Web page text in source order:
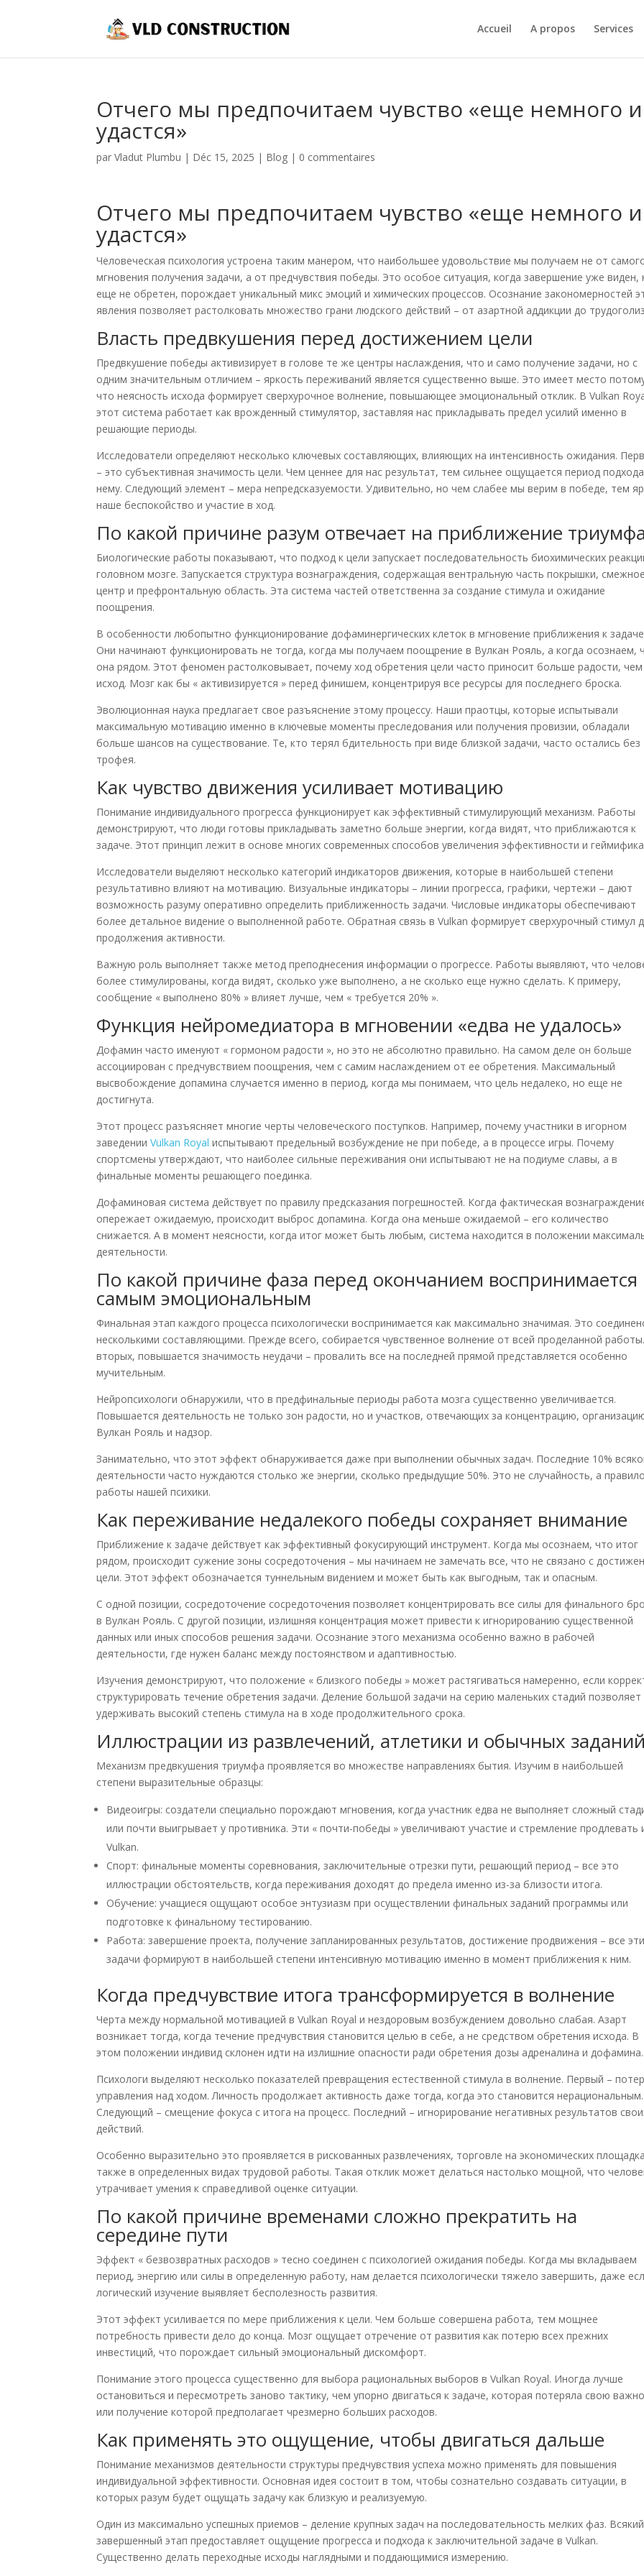
Accueil A propos Services
Отчего мы предпочитаем чувство «еще немного и
удастся»
parVladut Plumbu | Déc 15, 2025 | Blog | 0 commentaires
Отчего мы предпочитаем чувство «еще немного и
удастся»
Человеческая психология устроена таким манером, что наибольшее удовольствие мы получаем не от
мгновения получения задачи, а от предчувствия победы. Это особое ситуация, когда завершение уже виден,
еще не обретен, порождает уникальный микс эмоций и химических процессов. Осознание закономерностей
явления позволяет растолковать множество грани людского действий – от азартной аддикции до
Власть предвкушения перед достижением цели
Предвкушение победы активизирует в голове те же центры наслаждения, что и само получение задачи, но с
одним значительным отличием – яркость переживаний является существенно выше. Это имеет место
что неясность исхода формирует сверхурочное волнение, повышающее эмоциональный отклик. В Vulkan
этот система работает как врожденный стимулятор, заставляя нас прикладывать предел усилий именно в
решающие периоды.
Исследователи определяют несколько ключевых составляющих, влияющих на интенсивность ожидания.
– это субъективная значимость цели. Чем ценнее для нас результат, тем сильнее ощущается период
нему. Следующий элемент – мера непредсказуемости. Удивительно, но чем слабее мы верим в победе, тем
наше беспокойство и участие в ход.
По какой причине разум отвечает на приближение
Биологические работы показывают, что подход к цели запускает последовательность биохимических
головном мозге. Запускается структура вознаграждения, содержащая вентральную часть покрышки, смежное
центр и префронтальную область. Эта система частей ответственна за создание стимула и ожидание
поощрения.
В особенности любопытно функционирование дофаминергических клеток в мгновение приближения к
Они начинают функционировать не тогда, когда мы получаем поощрение в Вулкан Рояль, а когда осознаем,
она рядом. Этот феномен растолковывает, почему ход обретения цели часто приносит больше радости,
исход. Мозг как бы « активизируется » перед финишем, концентрируя все ресурсы для последнего броска.
Эволюционная наука предлагает свое разъяснение этому процессу. Наши праотцы, которые испытывали
максимальную мотивацию именно в ключевые моменты преследования или получения провизии, обладали
больше шансов на существование. Те, кто терял бдительность при виде близкой задачи, часто остались без
трофея.
Как чувство движения усиливает мотивацию
Понимание индивидуального прогресса функционирует как эффективный стимулирующий механизм. Работы
демонстрируют, что люди готовы прикладывать заметно больше энергии, когда видят, что приближаются к
задаче. Этот принцип лежит в основе многих современных способов увеличения эффективности и
Исследователи выделяют несколько категорий индикаторов движения, которые в наибольшей степени
результативно влияют на мотивацию. Визуальные индикаторы – линии прогресса, графики, чертежи – дают
возможность разуму оперативно определить приближенность задачи. Числовые индикаторы обеспечивают
более детальное видение о выполненной работе. Обратная связь в Vulkan формирует сверхурочный стимул
продолжения активности.
Важную роль выполняет также метод преподнесения информации о прогрессе. Работы выявляют, что
более стимулированы, когда видят, сколько уже выполнено, а не сколько еще нужно сделать. К примеру,
сообщение « выполнено 80% » влияет лучше, чем « требуется 20% ».
Функция нейромедиатора в мгновении «едва не удалось»
Дофамин часто именуют « гормоном радости », но это не абсолютно правильно. На самом деле он больше
ассоциирован с предчувствием поощрения, чем с самим наслаждением от ее обретения. Максимальный
высвобождение допамина случается именно в период, когда мы понимаем, что цель недалеко, но еще не
достигнута.
Этот процесс разъясняет многие черты человеческого поступков. Например, почему участники в игорном
заведенииVulkan Royal испытывают предельный возбуждение не при победе, а в процессе игры. Почему
спортсмены утверждают, что наиболее сильные переживания они испытывают не на подиуме славы, а в
финальные моменты решающего поединка.
Дофаминовая система действует по правилу предсказания погрешностей. Когда фактическая
опережает ожидаемую, происходит выброс допамина. Когда она меньше ожидаемой – его количество
снижается. А в момент неясности, когда итог может быть любым, система находится в положении
деятельности.
По какой причине фаза перед окончанием воспринимается
самым эмоциональным
Финальная этап каждого процесса психологически воспринимается как максимально значимая. Это
несколькими составляющими. Прежде всего, собирается чувственное волнение от всей проделанной
вторых, повышается значимость неудачи – провалить все на последней прямой представляется особенно
мучительным.
Нейропсихологи обнаружили, что в предфинальные периоды работа мозга существенно увеличивается.
Повышается деятельность не только зон радости, но и участков, отвечающих за концентрацию,
Вулкан Рояль и надзор.
Занимательно, что этот эффект обнаруживается даже при выполнении обычных задач. Последние 10%
деятельности часто нуждаются столько же энергии, сколько предыдущие 50%. Это не случайность, а правило
работы нашей психики.
Как переживание недалекого победы сохраняет внимание
Приближение к задаче действует как эффективный фокусирующий инструмент. Когда мы осознаем, что итог
рядом, происходит сужение зоны сосредоточения – мы начинаем не замечать все, что не связано с
цели. Этот эффект обозначается туннельным видением и может быть как выгодным, так и опасным.
С одной позиции, сосредоточение сосредоточения позволяет концентрировать все силы для финального
в Вулкан Рояль. С другой позиции, излишняя концентрация может привести к игнорированию существенной
данных или иных способов решения задачи. Осознание этого механизма особенно важно в рабочей
деятельности, где нужен баланс между постоянством и адаптивностью.
Изучения демонстрируют, что положение « близкого победы » может растягиваться намеренно, если
структурировать течение обретения задачи. Деление большой задачи на серию маленьких стадий позволяет
удерживать высокий степень стимула на в ходе продолжительного срока.
Иллюстрации из развлечений, атлетики и обычных заданий
Механизм предвкушения триумфа проявляется во множестве направлениях бытия. Изучим в наибольшей
степени выразительные образцы:
Видеоигры: создатели специально порождают мгновения, когда участник едва не выполняет сложный
или почти выигрывает у противника. Эти « почти-победы » увеличивают участие и стремление продлевать
Vulkan.
Спорт: финальные моменты соревнования, заключительные отрезки пути, решающий период – все это
иллюстрации обстоятельств, когда переживания доходят до предела именно из-за близости итога.
Обучение: учащиеся ощущают особое энтузиазм при осуществлении финальных заданий программы или
подготовке к финальному тестированию.
Работа: завершение проекта, получение запланированных результатов, достижение продвижения – все эти
задачи формируют в наибольшей степени интенсивную мотивацию именно в момент приближения к ним.
Когда предчувствие итога трансформируется в волнение
Черта между нормальной мотивацией в Vulkan Royal и нездоровым возбуждением довольно слабая. Азарт
возникает тогда, когда течение предчувствия становится целью в себе, а не средством обретения исхода. В
этом положении индивид склонен идти на излишние опасности ради обретения дозы адреналина и дофамина.
Психологи выделяют несколько показателей превращения естественной стимула в волнение. Первый –
управления над ходом. Личность продолжает активность даже тогда, когда это становится нерациональным.
Следующий – смещение фокуса с итога на процесс. Последний – игнорирование негативных результатов
действий.
Особенно выразительно это проявляется в рискованных развлечениях, торговле на экономических
также в определенных видах трудовой работы. Такая отклик может делаться настолько мощной, что
утрачивает умения к справедливой оценке ситуации.
По какой причине временами сложно прекратить на
середине пути
Эффект « безвозвратных расходов » тесно соединен с психологией ожидания победы. Когда мы вкладываем
период, энергию или силы в определенную работу, нам делается психологически тяжело завершить, даже
логический изучение выявляет бесполезность развития.
Этот эффект усиливается по мере приближения к цели. Чем больше совершена работа, тем мощнее
потребность привести дело до конца. Мозг ощущает отречение от развития как потерю всех прежних
инвестиций, что порождает сильный эмоциональный дискомфорт.
Понимание этого процесса существенно для выбора рациональных выборов в Vulkan Royal. Иногда лучше
остановиться и пересмотреть заново тактику, чем упорно двигаться к задаче, которая потеряла свою
или получение которой предполагает чрезмерно больших расходов.
Как применять это ощущение, чтобы двигаться дальше
Понимание механизмов деятельности структуры предчувствия успеха можно применять для повышения
индивидуальной эффективности. Основная идея состоит в том, чтобы сознательно создавать ситуации, в
которых разум будет ощущать задачу как близкую и реализуемую.
Один из максимально успешных приемов – деление крупных задач на последовательность мелких фаз. Всякий
завершенный этап предоставляет ощущение прогресса и подхода к заключительной задаче в Vulkan.
Существенно делать переходные исходы наглядными и поддающимися измерению.